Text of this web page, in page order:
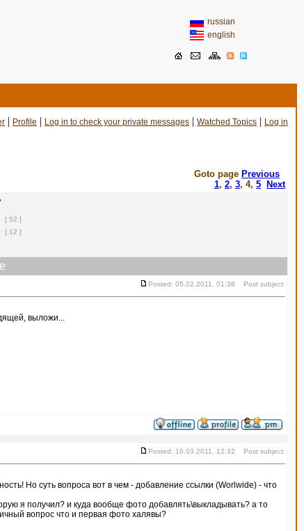
russian
english
| Profile | Log in to check your private messages | Watched Topics | Log in
Goto page Previous
1, 2, 3, 4, 5 Next
[ 52 ]
[ 12 ]
Posted: 05.02.2011, 01:38 Post subject:
выложи...
Posted: 16.03.2011, 12:32 Post subject:
Но суть вопроса вот в чем - добавление ссылки (Worlwide) - что
я получил? и куда вообще фото добавлять\выкладывать? а то
вопрос что и первая фото халявы?